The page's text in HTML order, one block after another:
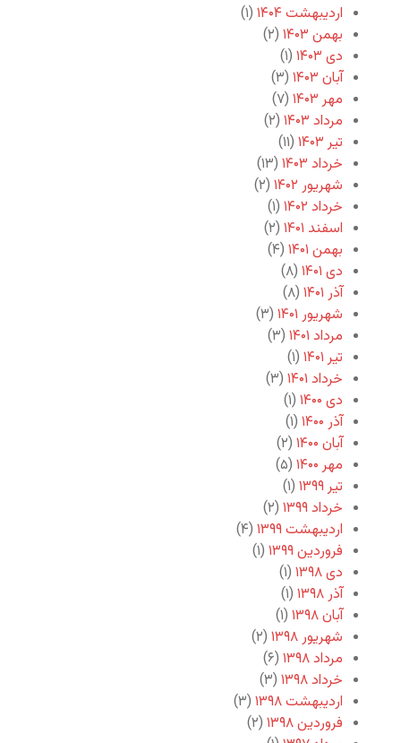
اردیبهشت ۱۴۰۴
(۱)
بهمن ۱۴۰۳
(۲)
دی ۱۴۰۳
(۱)
آبان ۱۴۰۳
(۳)
مهر ۱۴۰۳
(۷)
مرداد ۱۴۰۳
(۲)
تیر ۱۴۰۳
(۱۱)
خرداد ۱۴۰۳
(۱۳)
شهریور ۱۴۰۲
(۲)
خرداد ۱۴۰۲
(۱)
اسفند ۱۴۰۱
(۲)
بهمن ۱۴۰۱
(۴)
دی ۱۴۰۱
(۸)
آذر ۱۴۰۱
(۸)
شهریور ۱۴۰۱
(۳)
مرداد ۱۴۰۱
(۳)
تیر ۱۴۰۱
(۱)
خرداد ۱۴۰۱
(۳)
دی ۱۴۰۰
(۱)
آذر ۱۴۰۰
(۱)
آبان ۱۴۰۰
(۲)
مهر ۱۴۰۰
(۵)
تیر ۱۳۹۹
(۱)
خرداد ۱۳۹۹
(۲)
اردیبهشت ۱۳۹۹
(۴)
فروردین ۱۳۹۹
(۱)
دی ۱۳۹۸
(۱)
آذر ۱۳۹۸
(۱)
آبان ۱۳۹۸
(۱)
شهریور ۱۳۹۸
(۲)
مرداد ۱۳۹۸
(۶)
خرداد ۱۳۹۸
(۳)
اردیبهشت ۱۳۹۸
(۳)
فروردین ۱۳۹۸
(۲)